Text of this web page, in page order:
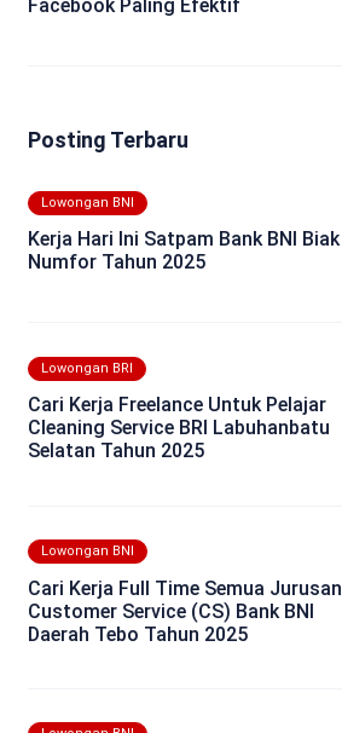
Facebook Paling Efektif
Posting Terbaru
Lowongan BNI
Kerja Hari Ini Satpam Bank BNI Biak
Numfor Tahun 2025
Lowongan BRI
Cari Kerja Freelance Untuk Pelajar
Cleaning Service BRI Labuhanbatu
Selatan Tahun 2025
Lowongan BNI
Cari Kerja Full Time Semua Jurusan
Customer Service (CS) Bank BNI
Daerah Tebo Tahun 2025